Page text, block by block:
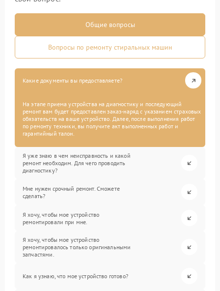
Общие вопросы
Вопросы по ремонту стиральных машин
Какие документы вы предоставляете?
На этапе приема устройства на диагностику и последующий
ремонт вам будет предоставлен заказ-наряд с указанием страховых
обязательств на ваше устройство. Далее, после выполнения работ
по ремонту техники, вы получите акт выполненных работ и
гарантийный талон.
Я уже знаю в чем неисправность и какой
ремонт необходим. Для чего проводить
диагностику?
Мне нужен срочный ремонт. Сможете
сделать?
Я хочу, чтобы мое устройство
ремонтировали при мне.
Я хочу, чтобы мое устройство
ремонтировалось только оригинальными
запчастями.
Как я узнаю, что мое устройство готово?